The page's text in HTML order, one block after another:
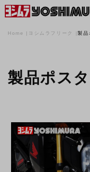
Home ヨシムラフリーク 製品
製品ポス